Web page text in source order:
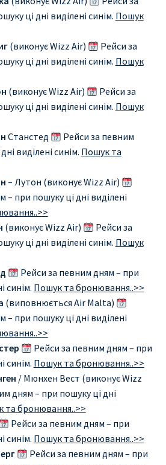
В АЭРОПОРТУ И НА БОРТУ
БАГАЖА RYANAIR
И МЛАДЕНЦАМИ
РЕЙС И ДОКУМЕНТЫ ДЛЯ
RYANAIR
билетов Ryanair
БИЛЕТ
ДЕШЕВО
НА РУССКОМ
– ПРАВИЛА
ці дні виділені синім. Пошук
(виконує Wizz Air)
Рейси за
ці дні виділені синім. Пошук
(виконує Wizz Air)
Рейси за
ці дні виділені синім. Пошук
Станстед
Рейси за певним
виділені синім. Пошук та
– Лутон (виконує Wizz Air)
– при пошуку ці дні виділені
(виконує Wizz Air)
Рейси за
ці дні виділені синім. Пошук
Рейси за певним дням – при
синім. Пошук та бронювання..>>
(виповнюється Air Malta)
– при пошуку ці дні виділені
Рейси за певним дням – при
синім. Пошук та бронювання..>>
/ Мюнхен Вест (виконує Wizz
дням – при пошуку ці дні
та бронювання..>>
Рейси за певним дням – при
синім. Пошук та бронювання..>>
Рейси за певним дням – при